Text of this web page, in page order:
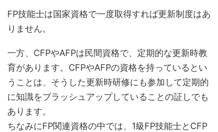
FP技能士は国家資格で一度取得すれば更新制度はあ
りません。
一方、CFPやAFPは民間資格で、定期的な更新時教
育があります。CFPやAFPの資格を持っているとい
うことは、そうした更新時研修にも参加して定期的
に知識をブラッシュアップしていることの証しでも
あります。
ちなみにFP関連資格の中では、1級FP技能士とCFP